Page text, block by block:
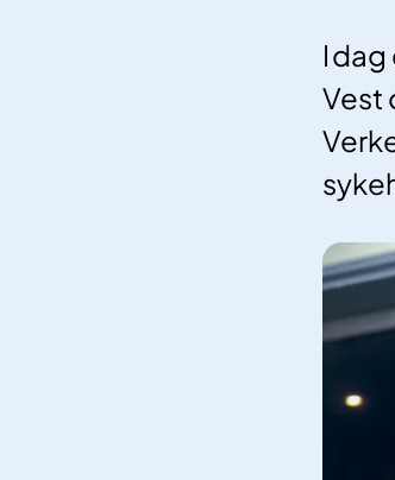
I
Vest